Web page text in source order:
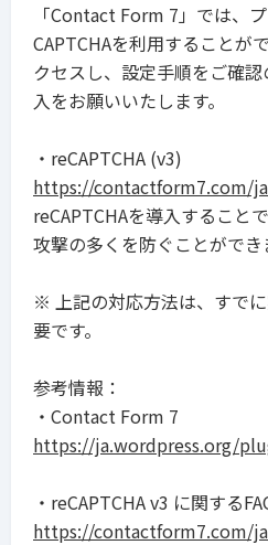
「Contact Form 7」では、
CAPTCHAを利用することが
クセスし、設定手順をご確
入をお願いいたします。
・reCAPTCHA (v3)
https://contactform7.com/
reCAPTCHAを導入すること
攻撃の多くを防ぐことができ
※ 上記の対応方法は、すで
要です。
参考情報：
・Contact Form 7
https://ja.wordpress.org/
・reCAPTCHA v3 に関する
https://contactform7.com/